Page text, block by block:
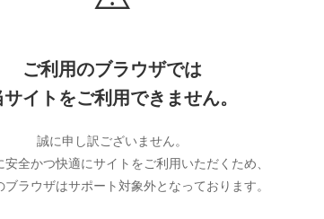
ご利用のブラウザでは
サイトをご利用できません。
誠に申し訳ございません。
安全かつ快適にサイトをご利用いただくため、
ブラウザはサポート対象外となっております。